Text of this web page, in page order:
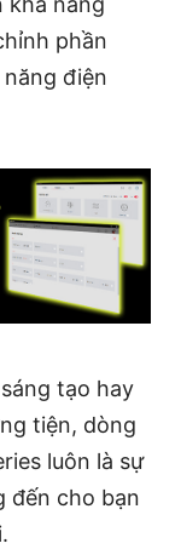
phần
điện
tạo hay
tiện, dòng
luôn là sự
đến cho bạn